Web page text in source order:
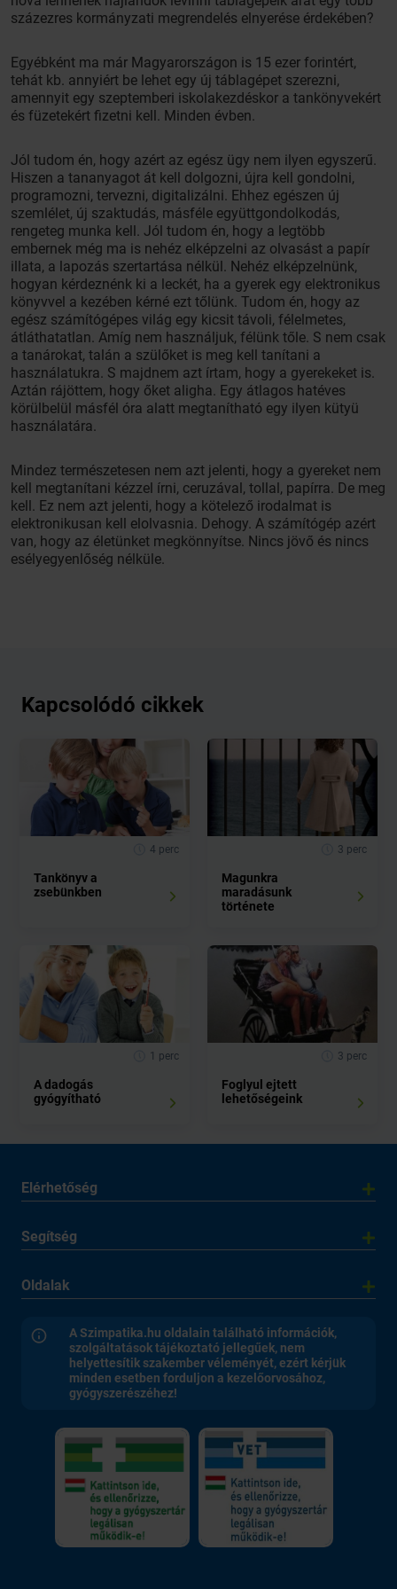
százezres kormányzati megrendelés elnyerése érdekében?
Egyébként ma már Magyarországon is 15 ezer forintért,
tehát kb. annyiért be lehet egy új táblagépet szerezni,
amennyit egy szeptemberi iskolakezdéskor a tankönyvekért
és füzetekért fizetni kell. Minden évben.
Jól tudom én, hogy azért az egész ügy nem ilyen egyszerű.
Hiszen a tananyagot át kell dolgozni, újra kell gondolni,
programozni, tervezni, digitalizálni. Ehhez egészen új
szemlélet, új szaktudás, másféle együttgondolkodás,
rengeteg munka kell. Jól tudom én, hogy a legtöbb
embernek még ma is nehéz elképzelni az olvasást a papír
illata, a lapozás szertartása nélkül. Nehéz elképzelnünk,
hogyan kérdeznénk ki a leckét, ha a gyerek egy elektronikus
könyvvel a kezében kérné ezt tőlünk. Tudom én, hogy az
egész számítógépes világ egy kicsit távoli, félelmetes,
átláthatatlan. Amíg nem használjuk, félünk tőle. S nem csak
a tanárokat, talán a szülőket is meg kell tanítani a
használatukra. S majdnem azt írtam, hogy a gyerekeket is.
Aztán rájöttem, hogy őket aligha. Egy átlagos hatéves
körülbelül másfél óra alatt megtanítható egy ilyen kütyü
használatára.
Mindez természetesen nem azt jelenti, hogy a gyereket nem
kell megtanítani kézzel írni, ceruzával, tollal, papírra. De meg
kell. Ez nem azt jelenti, hogy a kötelező irodalmat is
elektronikusan kell elolvasnia. Dehogy. A számítógép azért
van, hogy az életünket megkönnyítse. Nincs jövő és nincs
esélyegyenlőség nélküle.
Kapcsolódó cikkek
4 perc
Tankönyv a
zsebünkben
3 perc
Magunkra
maradásunk
története
1 perc
A dadogás
gyógyítható
3 perc
Foglyul ejtett
lehetőségeink
Elérhetőség
Segítség
Oldalak
A Szimpatika.hu oldalain található információk,
szolgáltatások tájékoztató jellegűek, nem
helyettesítik szakember véleményét, ezért kérjük
minden esetben forduljon a kezelőorvosához,
gyógyszerészéhez!